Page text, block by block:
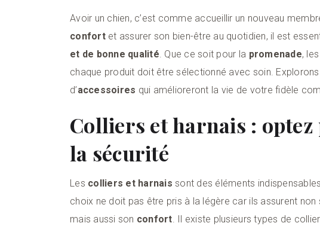
Avoir un chien, c’est comme accueillir un nouveau
confortet assurer son bien-être au quotidien, il est
et de bonne qualité. Que ce soit pour la promenade,
chaque produit doit être sélectionné avec soin.
d’accessoires qui amélioreront la vie de votre fidèle
Colliers et harnais :
la sécurité
Les colliers et harnais sont des éléments
choix ne doit pas être pris à la légère car ils assurent non
mais aussi son confort. Il existe plusieurs types de